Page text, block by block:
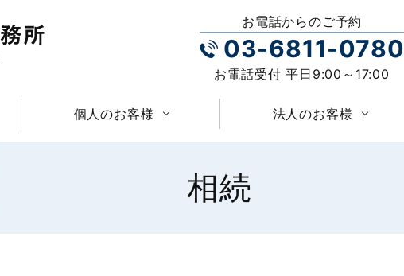
お電話からのご予約
03-6811-0780
お電話受付 平日9:00～17:00
個人のお客様 法人のお客様
相続